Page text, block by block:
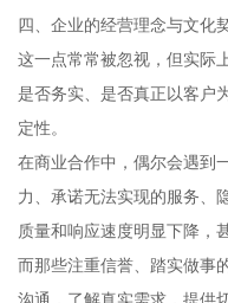
四、企业的经营理念与文化
这一点常常被忽视，但实际
是否务实、是否真正以客户
定性。
在商业合作中，偶尔会遇到
力、承诺无法实现的服务、
质量和响应速度明显下降，
而那些注重信誉、踏实做事